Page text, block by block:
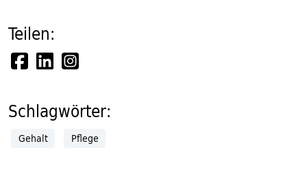
Teilen:
Schlagwörter:
Gehalt Pflege